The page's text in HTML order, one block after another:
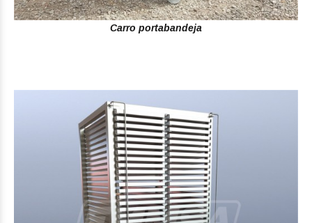
Carro portabandeja